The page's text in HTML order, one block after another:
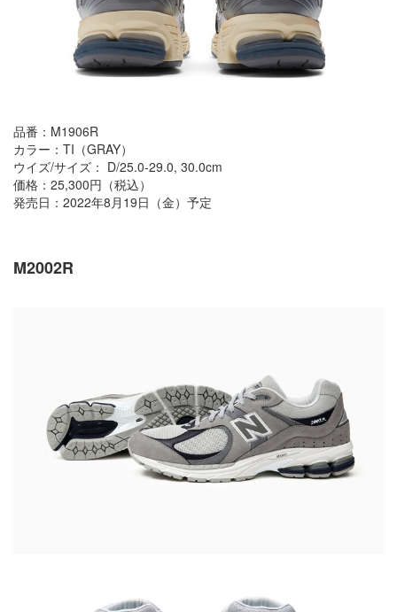
品番：M1906R
カラー：TI（GRAY）
ウイズ/サイズ： D/25.0-29.0, 30.0cm
価格：25,300円（税込）
発売日：2022年8月19日（金）予定
M2002R